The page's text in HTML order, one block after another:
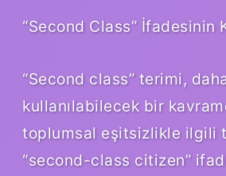
“Second Class” İfadesinin
“Second class” terimi,
kullanılabilecek bir
toplumsal eşitsizlikle ilgili
“second-class citizen”